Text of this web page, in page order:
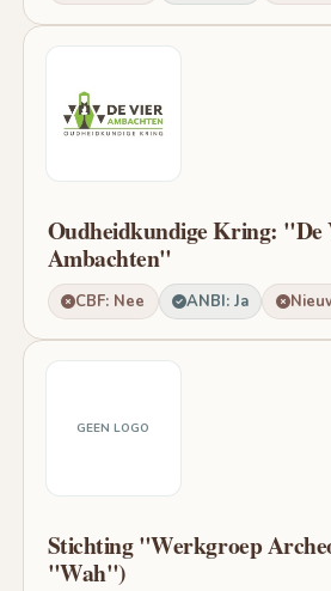
Oudheidkundige Kring: "De
Ambachten"
CBF: Nee ANBI: Ja
GEEN LOGO
Stichting "Werkgroep
"Wah")